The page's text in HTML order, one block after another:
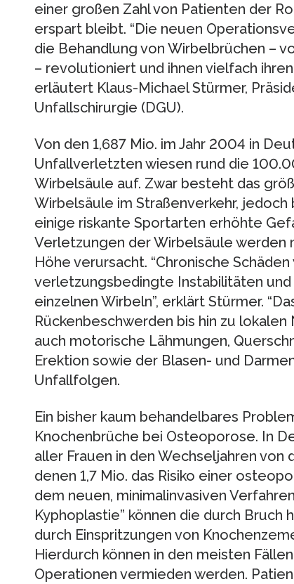
einer großen Zahl von Patienten der
erspart bleibt. “Die neuen
die Behandlung von Wirbelbrüchen –
– revolutioniert und ihnen vielfach
erläutert Klaus-Michael Stürmer,
Unfallschirurgie (DGU).
Von den 1,687 Mio. im Jahr 2004 in
Unfallverletzten wiesen rund die
Wirbelsäule auf. Zwar besteht das
Wirbelsäule im Straßenverkehr,
einige riskante Sportarten erhöhte
Verletzungen der Wirbelsäule werden
Höhe verursacht. “Chronische
verletzungsbedingte Instabilitäten
einzelnen Wirbeln”, erklärt Stürmer.
Rückenbeschwerden bis hin zu
auch motorische Lähmungen,
Erektion sowie der Blasen- und
Unfallfolgen.
Ein bisher kaum behandelbares
Knochenbrüche bei Osteoporose. In
aller Frauen in den Wechseljahren von
denen 1,7 Mio. das Risiko einer
dem neuen, minimalinvasiven
Kyphoplastie” können die durch
durch Einspritzungen von
Hierdurch können in den meisten
Operationen vermieden werden.